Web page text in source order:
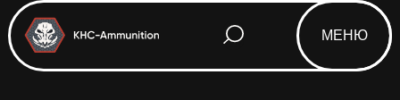
МЕНЮ
Html code will be here